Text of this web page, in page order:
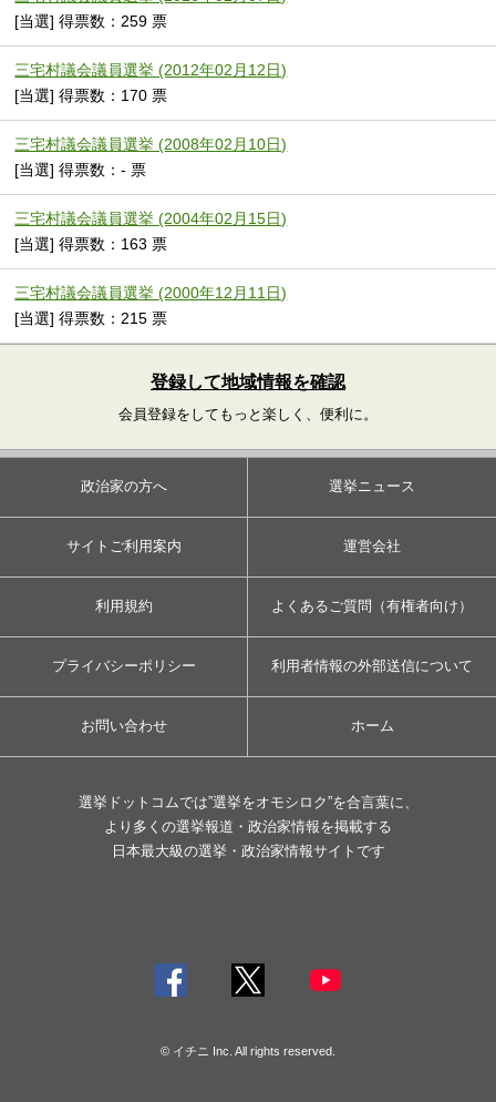
[当選] 得票数：259 票
三宅村議会議員選挙 (2012年02月12日)
[当選] 得票数：170 票
三宅村議会議員選挙 (2008年02月10日)
[当選] 得票数：- 票
三宅村議会議員選挙 (2004年02月15日)
[当選] 得票数：163 票
三宅村議会議員選挙 (2000年12月11日)
[当選] 得票数：215 票
登録して地域情報を確認
会員登録をしてもっと楽しく、便利に。
政治家の方へ 選挙ニュース
サイトご利用案内 運営会社
利用規約 よくあるご質問（有権者向け）
プライバシーポリシー 利用者情報の外部送信について
お問い合わせ ホーム
選挙ドットコムでは”選挙をオモシロク”を合言葉に、
より多くの選挙報道・政治家情報を掲載する
日本最大級の選挙・政治家情報サイトです
© イチニ Inc. All rights reserved.